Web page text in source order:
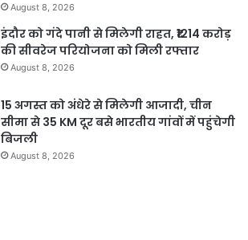
August 8, 2026
इंदौर को गंदे पानी से मिलेगी राहत, ₹1214 करोड़
की सीवरेज परियोजना को मिली रफ्तार
August 8, 2026
15 अगस्त को अंधेरे से मिलेगी आजादी, चीन
सीमा से 35 KM दूर बसे भारतीय गांवों में पहुंचेगी
बिजली
August 8, 2026